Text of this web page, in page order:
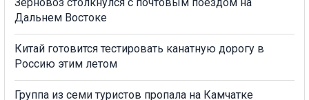
Дальнем Востоке
Китай готовится тестировать канатную дорогу в
Россию этим летом
Группа из семи туристов пропала на Камчатке